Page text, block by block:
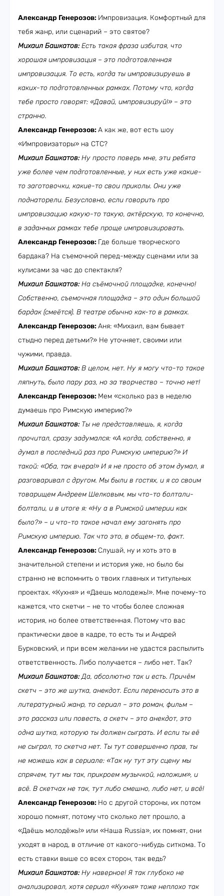
Александр Генерозов: Импровизация. Комфортный для
тебя жанр, или сценарий – это святое?
Михаил Башкатов:Есть такая фраза избитая, что
хорошая импровизация – это подготовленная
импровизация. То есть, когда ты импровизируешь в
каких-то подготовленных рамках. Потому что, когда
тебе просто говорят: «Давай, импровизируй!» – это
странно.
Александр Генерозов:А как же, вот есть шоу
«Импровизаторы» на СТС?
Михаил Башкатов:Ну просто поверь мне, эти ребята
уже более чем подготовленные, у них есть уже какие-
то заготовочки, какие-то свои приколы. Они уже
поднаторели. Безусловно, если говорить про
импровизацию какую-то такую, актёрскую, то конечно,
в заданных рамках тебе проще импровизировать.
Александр Генерозов: Где больше творческого
бардака? На съемочной перед-между сценами или за
кулисами за час до спектакля?
Михаил Башкатов:На съёмочной площадке, конечно!
Собственно, съемочная площадка – это один большой
бардак (смеётся). В театре обычно как-то в рамках.
Александр Генерозов:Аня: «Михаил, вам бывает
стыдно перед детьми?» Не уточняет, своими или
чужими, правда.
Михаил Башкатов:В целом, нет. Ну я могу что-то такое
ляпнуть, было пару раз, но за творчество – точно нет!
Александр Генерозов: Мем «сколько раз в неделю
думаешь про Римскую империю?»
Михаил Башкатов: Ты не представляешь, я, когда
прочитал, сразу задумался: «А когда, собственно, я
думал в последний раз про Римскую империю?» И
такой: «Оба, так вчера!» И я не просто об этом думал, я
разговаривал с другом. Мы были в гостях, и я со своим
товарищем Андреем Шелковым, мы что-то болтали-
болтали, и в итоге я: «Ну а в Римской империи как
было?» – и что-то такое начал ему загонять про
Римскую империю. Так что это, в общем-то, факт.
Александр Генерозов: Слушай, ну и хоть это в
значительной степени и история уже, но было бы
странно не вспомнить о твоих главных и титульных
проектах. «Кухня» и «Даешь молодежь!». Мне почему-то
кажется, что скетчи – не то чтобы более сложная
история, но более ответственная. Потому что вас
практически двое в кадре, то есть ты и Андрей
Бурковский, и при всем желании не удастся распылить
ответственность. Либо получается – либо нет. Так?
Михаил Башкатов:Да, абсолютно так и есть. Причём
скетч – это же шутка, анекдот. Если переносить это в
литературный жанр, то сериал – это роман, фильм –
это рассказ или повесть, а скетч – это анекдот, это
одна шутка, которую ты должен сыграть. И если ты её
не сыграл, то скетча нет. Ты тут совершенно прав, ты
не можешь как в сериале: «Так ну тут эту сцену мы
спрячем, тут мы так, прикроем музычкой, наложим», и
всё. В скетчах не так, тут либо смешно, либо нет, и всё!
Александр Генерозов: Но с другой стороны, их потом
хорошо помнят, потому что сколько лет прошло, а
«Даёшь молодёжь!» или «Наша Russia», их помнят, они
уходят в народ, в отличие от какого-нибудь ситкома. То
есть ставки выше со всех сторон, так ведь?
Михаил Башкатов:Ну наверное! Я так глубоко не
анализировал, хотя сериал «Кухня» тоже неплохо так